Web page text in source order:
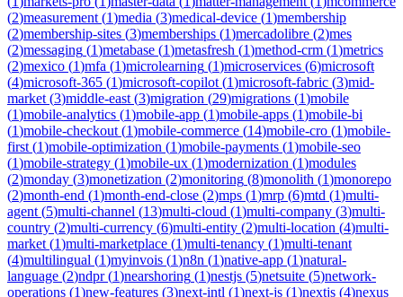
(2)measurement (1)media (3)medical-device (1)membership
(2)membership-sites (3)memberships (1)mercadolibre (2)mes
(2)messaging (1)metabase (1)metasfresh (1)method-crm (1)metrics
(2)mexico (1)mfa (1)microlearning (1)microservices (6)microsoft
(4)microsoft-365 (1)microsoft-copilot (1)microsoft-fabric (3)mid-
market (3)middle-east (3)migration (29)migrations (1)mobile
(1)mobile-analytics (1)mobile-app (1)mobile-apps (1)mobile-bi
(1)mobile-checkout (1)mobile-commerce (14)mobile-cro (1)mobile-
first (1)mobile-optimization (1)mobile-payments (1)mobile-seo
(1)mobile-strategy (1)mobile-ux (1)modernization (1)modules
(2)monday (3)monetization (2)monitoring (8)monolith (1)monorepo
(2)month-end (1)month-end-close (2)mps (1)mrp (6)mtd (1)multi-
agent (5)multi-channel (13)multi-cloud (1)multi-company (3)multi-
country (2)multi-currency (6)multi-entity (2)multi-location (4)multi-
market (1)multi-marketplace (1)multi-tenancy (1)multi-tenant
(4)multilingual (1)myinvois (1)n8n (1)native-app (1)natural-
language (2)ndpr(1)nearshoring (1)nestjs (5)netsuite (5)network-
operations (1)new-features (3)next-intl (1)next-js (1)nextjs (4)nexus